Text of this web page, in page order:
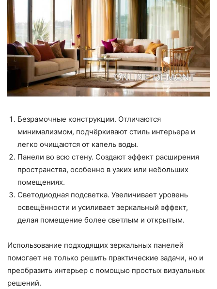
Безрамочные конструкции. Отличаются
минимализмом, подчёркивают стиль интерьера и
легко очищаются от капель воды.
Панели во всю стену. Создают эффект расширения
пространства, особенно в узких или небольших
помещениях.
Светодиодная подсветка. Увеличивает уровень
освещённости и усиливает зеркальный эффект,
делая помещение более светлым и открытым.
Использование подходящих зеркальных панелей
помогает не только решить практические задачи, но и
преобразить интерьер с помощью простых визуальных
решений.